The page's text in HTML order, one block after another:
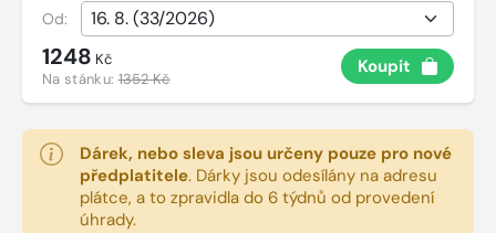
Od:
1248 Kč
Na stánku:1352 Kč
Koupit
Dárek, nebo sleva jsou určeny pouze pro nové
předplatitele. Dárky jsou odesílány na adresu
plátce, a to zpravidla do 6 týdnů od provedení
úhrady.